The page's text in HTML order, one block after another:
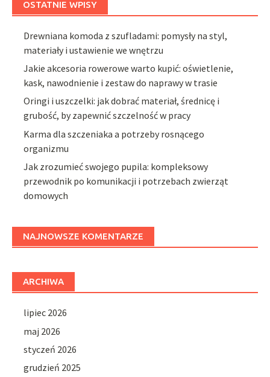
OSTATNIE WPISY
Drewniana komoda z szufladami: pomysły na styl,
materiały i ustawienie we wnętrzu
Jakie akcesoria rowerowe warto kupić: oświetlenie,
kask, nawodnienie i zestaw do naprawy w trasie
Oringi i uszczelki: jak dobrać materiał, średnicę i
grubość, by zapewnić szczelność w pracy
Karma dla szczeniaka a potrzeby rosnącego
organizmu
Jak zrozumieć swojego pupila: kompleksowy
przewodnik po komunikacji i potrzebach zwierząt
domowych
NAJNOWSZE KOMENTARZE
ARCHIWA
lipiec 2026
maj 2026
styczeń 2026
grudzień 2025